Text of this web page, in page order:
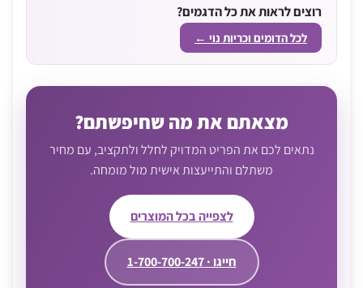
רוצים לראות את כל הדגמים?
לכל הדומים וכריות נוי ←
מצאתם את מה שחיפשתם?
נתאים לכם את הפריט המדויק לחלל ולתקציב, עם מחיר
משתלם והתייעצות אישית מול מומחה.
לצפייה בכל המוצרים
חייגו · 1-700-700-247